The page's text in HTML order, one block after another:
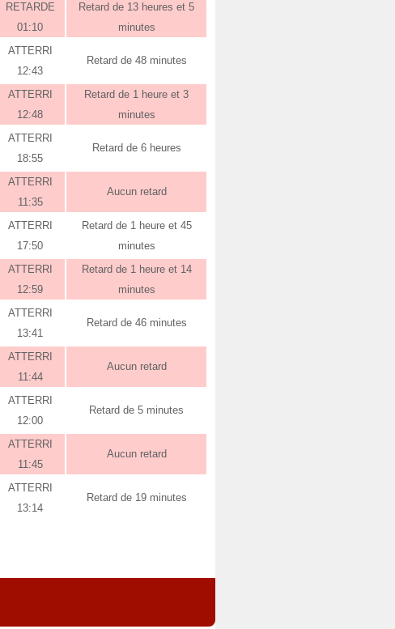
RETARDE
01:10
Retard de 13 heures et 5
minutes
ATTERRI
12:43
Retard de 48 minutes
ATTERRI
12:48
Retard de 1 heure et 3
minutes
ATTERRI
18:55
Retard de 6 heures
ATTERRI
11:35
Aucun retard
ATTERRI
17:50
Retard de 1 heure et 45
minutes
ATTERRI
12:59
Retard de 1 heure et 14
minutes
ATTERRI
13:41
Retard de 46 minutes
ATTERRI
11:44
Aucun retard
ATTERRI
12:00
Retard de 5 minutes
ATTERRI
11:45
Aucun retard
ATTERRI
13:14
Retard de 19 minutes